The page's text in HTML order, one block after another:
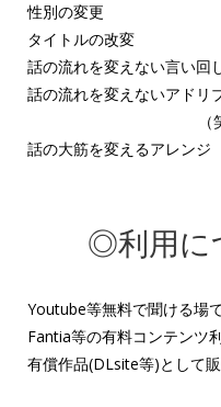
性別の変更
タイトルの改変
話の流れを変えない言い回
話の流れを変えないアドリ
話の大筋を変えるアレンジ
◎利用に
Youtube等無料で聞ける場
Fantia等の有料コンテンツ
有償作品(DLsite等)として